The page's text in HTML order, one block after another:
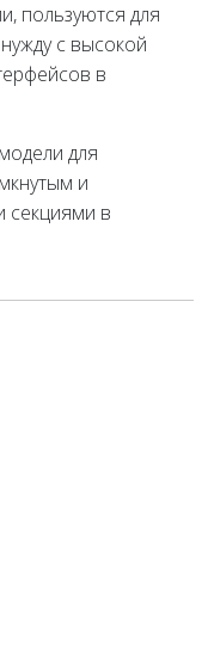
пользуются для
с высокой
в
для
и
секциями в